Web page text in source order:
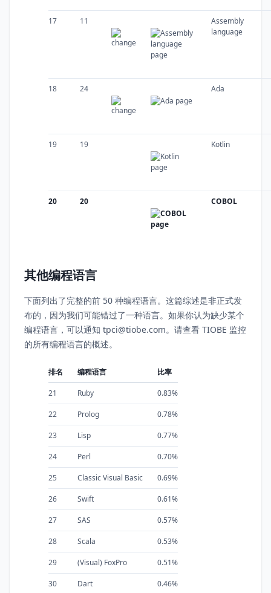
17 11
Assembly
language
18 24 Ada
19 19 Kotlin
20 20 COBOL
其他编程语言
下面列出了完整的前 50 种编程语言。这篇综述是非正式发
布的，因为我们可能错过了一种语言。如果你认为缺少某个
编程语言，可以通知 tpci@tiobe.com。请查看 TIOBE 监控
的所有编程语言的概述。
排名 编程语言 比率
21 Ruby 0.83%
22 Prolog 0.78%
23 Lisp 0.77%
24 Perl 0.70%
25 Classic Visual Basic 0.69%
26 Swift 0.61%
27 SAS 0.57%
28 Scala 0.53%
29 (Visual) FoxPro 0.51%
30 Dart 0.46%